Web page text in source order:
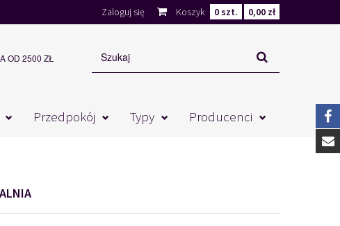
Koszyk 0szt. 0,00 zł
Zaloguj się
OD 2500 ZŁ
Przedpokój Typy Producenci